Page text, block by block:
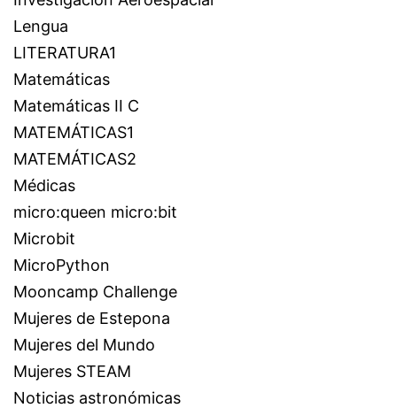
Lengua
LITERATURA1
Matemáticas
Matemáticas II C
MATEMÁTICAS1
MATEMÁTICAS2
Médicas
micro:queen micro:bit
Microbit
MicroPython
Mooncamp Challenge
Mujeres de Estepona
Mujeres del Mundo
Mujeres STEAM
Noticias astronómicas